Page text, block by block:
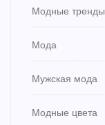
Модные тренды
Мода
Мужская мода
Модные цвета